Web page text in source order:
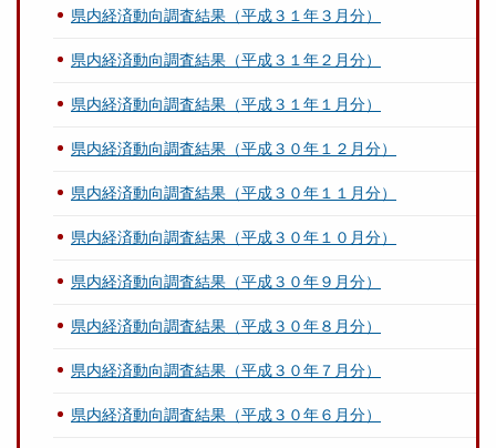
県内経済動向調査結果（平成３１年３月分）
県内経済動向調査結果（平成３１年２月分）
県内経済動向調査結果（平成３１年１月分）
県内経済動向調査結果（平成３０年１２月分）
県内経済動向調査結果（平成３０年１１月分）
県内経済動向調査結果（平成３０年１０月分）
県内経済動向調査結果（平成３０年９月分）
県内経済動向調査結果（平成３０年８月分）
県内経済動向調査結果（平成３０年７月分）
県内経済動向調査結果（平成３０年６月分）